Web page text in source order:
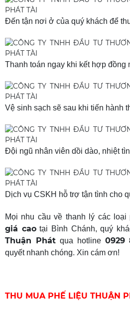
Đến tận nơi ở của quý khách để
Thanh toán ngay khi kết hợp đồng
Vệ sinh sạch sẽ sau khi tiến hành
Đội ngũ nhân viên dồi dào, nhiệt
Dịch vụ CSKH hỗ trợ tận tình cho
Mọi nhu cầu về thanh lý các loại
giá caotại Bình Chánh, quý
Thuận Phátqua hotline
quyết nhanh chóng. Xin cám ơn!
THU MUA PHẾ LIỆU THUẬN